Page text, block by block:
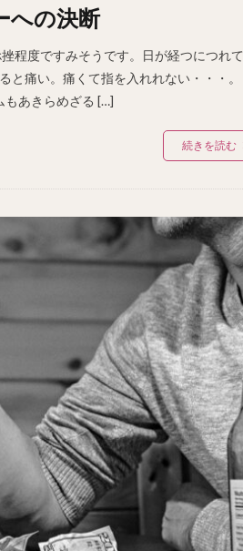
への決断
程度ですみそうです。日が経つにつれて
痛い。痛くて指を入れれない・・・。
もあきらめざる […]
続きを読む